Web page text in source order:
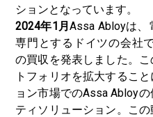
ションとなっています。
2024年1月Assa Abloyは、
専門とするドイツの会社
の買収を発表しました。
トフォリオを拡大するこ
ョン市場でのAssa Abloyの
ティソリューション。こ